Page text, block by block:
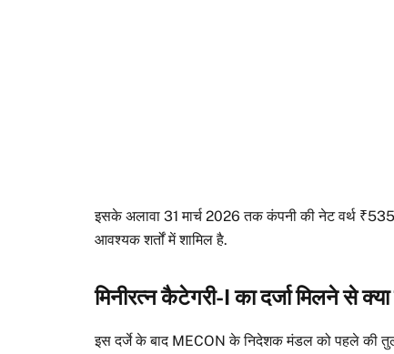
इसके अलावा 31 मार्च 2026 तक कंपनी की नेट वर्थ
आवश्यक शर्तों में शामिल है.
मिनीरत्न कैटेगरी-I का दर्जा मिलने से क्या
इस दर्जे के बाद MECON के निदेशक मंडल को पहले की